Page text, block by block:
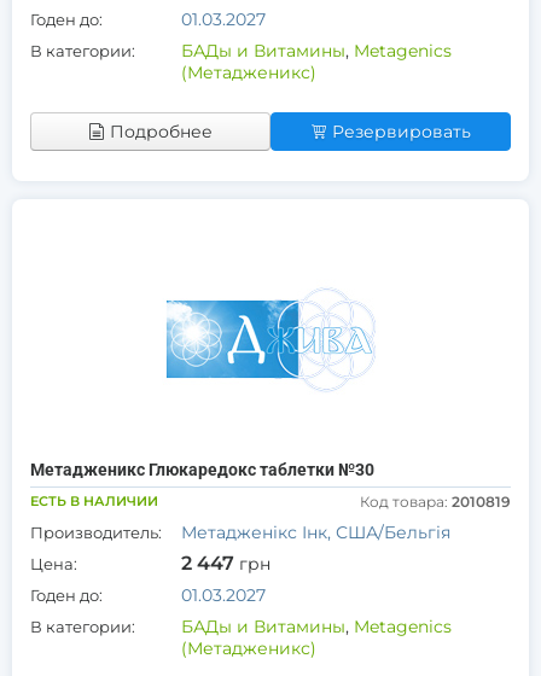
Годен до: 01.03.2027
В категории: БАДы и Витамины, Metagenics
(Метадженикс)
Подробнее Резервировать
Метадженикс Глюкаредокс таблетки №30
ЕСТЬ В НАЛИЧИИ Код товара: 2010819
Производитель: Метадженікс Інк, США/Бельгія
Цена: 2 447 грн
Годен до: 01.03.2027
В категории: БАДы и Витамины, Metagenics
(Метадженикс)